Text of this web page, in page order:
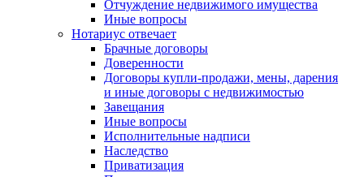
Отчуждение недвижимого имущества
Иные вопросы
Нотариус отвечает
Брачные договоры
Доверенности
Договоры купли-продажи, мены, дарения
и иные договоры с недвижимостью
Завещания
Иные вопросы
Исполнительные надписи
Наследство
Приватизация